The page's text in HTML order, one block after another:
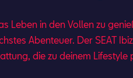
Leben in den Vollen zu
Abenteuer. Der SEAT
die zu dei­nem Lifestyle